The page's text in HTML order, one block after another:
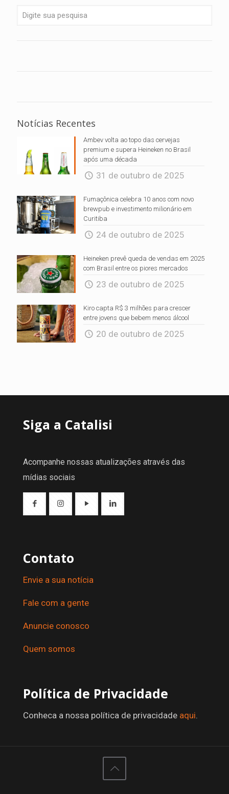
Notícias Recentes
Ambev volta ao topo das cervejas
premium e supera Heineken no Brasil
após uma década
31 de outubro de 2025
Fumaçônica celebra 10 anos com novo
brewpub e investimento milionário em
Curitiba
24 de outubro de 2025
Heineken prevê queda de vendas em 2025
com Brasil entre os piores mercados
23 de outubro de 2025
Kiro capta R$ 3 milhões para crescer
entre jovens que bebem menos álcool
20 de outubro de 2025
Siga a Catalisi
Acompanhe nossas atualizações através das
mídias sociais
Contato
Envie a sua notícia
Fale com a gente
Anuncie conosco
Quem somos
Política de Privacidade
Conheca a nossa política de privacidade aqui.